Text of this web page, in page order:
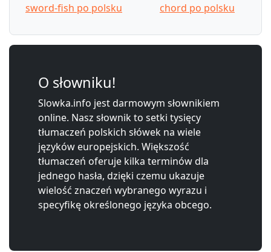
sword-fish po polsku
chord po polsku
O słowniku!
Slowka.info jest darmowym słownikiem
online. Nasz słownik to setki tysięcy
tłumaczeń polskich słówek na wiele
języków europejskich. Większość
tłumaczeń oferuje kilka terminów dla
jednego hasła, dzięki czemu ukazuje
wielość znaczeń wybranego wyrazu i
specyfikę określonego języka obcego.